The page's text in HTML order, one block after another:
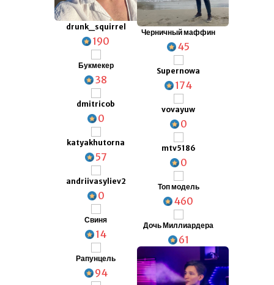
drunk_squirrel
190
Букмекер
38
dmitricob
0
katyakhutorna
57
andriivasyliev2
0
Свиня
14
Рапунцель
94
Черничный маффин
45
Supernowa
174
vovayuw
0
mtv5186
0
Топ модель
460
Дочь Миллиардера
61